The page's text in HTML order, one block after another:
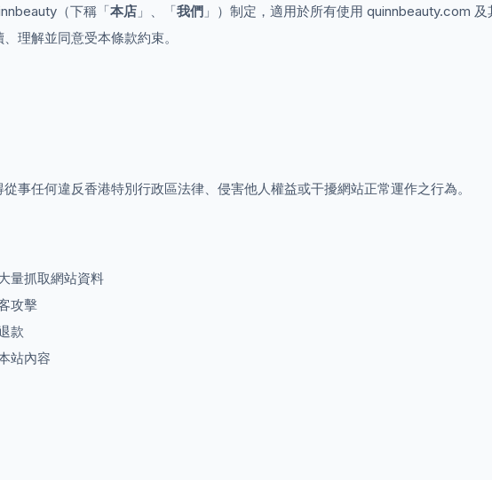
（下稱「本店 」、「我們 」）制定，適用於所有使用 quinnbeauty.com
理解並同意受本條款約束。
事任何違反香港特別行政區法律、侵害他人權益或干擾網站正常運作之行為。
量抓取網站資料
攻擊
款
站內容